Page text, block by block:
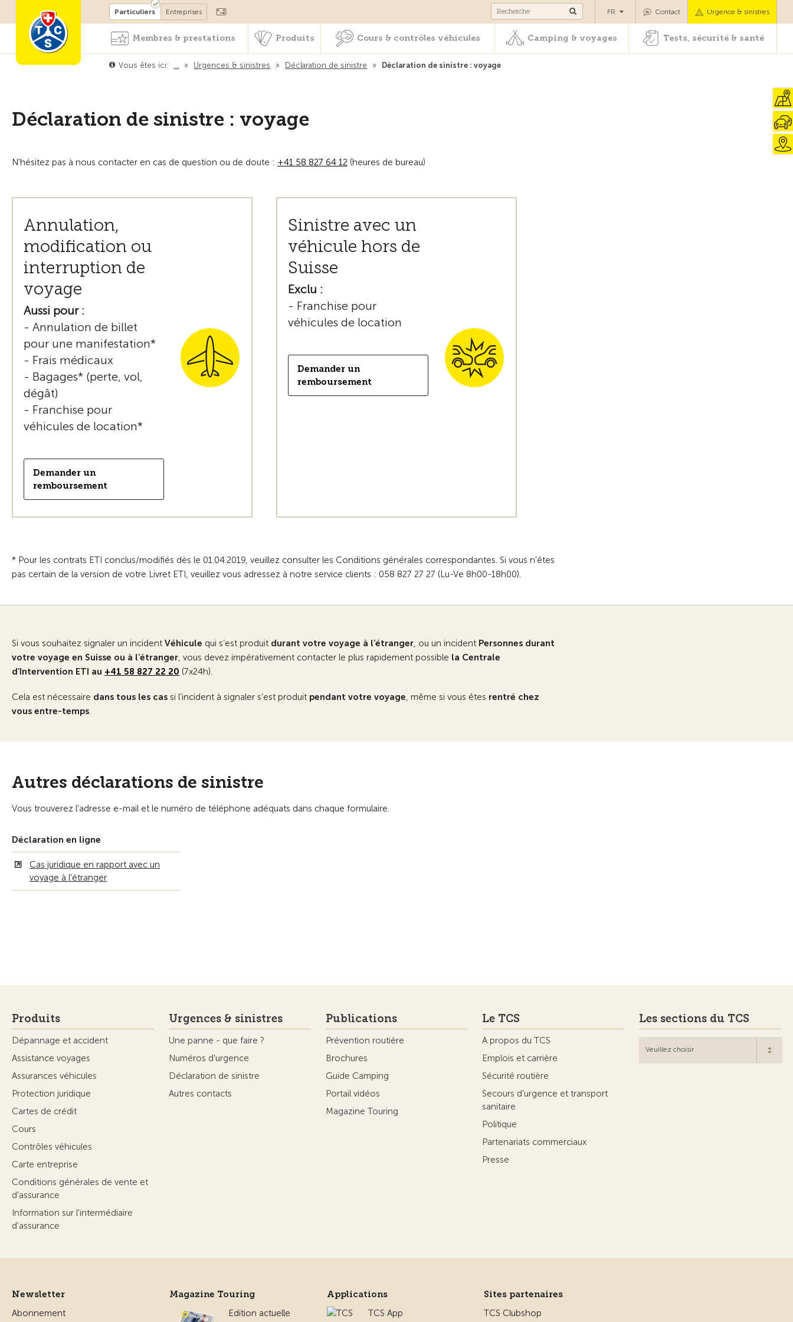
Devenir membre Cours & contrôles véhicules Camping & voyages Tests, sécurité & santé
Particuliers Entreprises Contact Urgence & sinistres
FR
Membres & prestations Produits Cours & contrôles véhicules Camping & voyages Tests, sécurité & santé
Vous êtes ici: … » Urgences & sinistres » Déclaration de sinistre » Déclaration de sinistre : voyage
Déclaration de sinistre : voyage
N'hésitez pas à nous contacter en cas de question ou de doute : +41 58 827 64 12 (heures de bureau)
Annulation,
modification ou
interruption de
voyage
Aussi pour :
- Annulation de billet
pour une manifestation*
- Frais médicaux
- Bagages* (perte, vol,
dégât)
- Franchise pour
véhicules de location*
Demander un
remboursement
Sinistre avec un
véhicule hors de
Suisse
Exclu :
- Franchise pour
véhicules de location
Demander un
remboursement
* Pour les contrats ETI conclus/modifiés dès le 01.04.2019, veuillez consulter les Conditions générales correspondantes. Si vous n'êtes
pas certain de la version de votre Livret ETI, veuillez vous adressez à notre service clients : 058 827 27 27 (Lu-Ve 8h00-18h00).
Si vous souhaitez signaler un incident Véhicule qui s’est produit durant votre voyage à l’étranger, ou un incident Personnes durant
votre voyage en Suisse ou à l’étranger, vous devez impérativement contacter le plus rapidement possible la Centrale
d’Intervention ETI au +41 58 827 22 20 (7x24h).
Cela est nécessaire dans tous les cas si l’incident à signaler s’est produit pendant votre voyage, même si vous êtes rentré chez
vous entre-temps.
Autres déclarations de sinistre
Vous trouverez l'adresse e-mail et le numéro de téléphone adéquats dans chaque formulaire.
Déclaration en ligne
Cas juridique en rapport avec un
voyage à l'étranger
Produits
Dépannage et accident
Assistance voyages
Assurances véhicules
Protection juridique
Cartes de crédit
Cours
Contrôles véhicules
Carte entreprise
Conditions générales de vente et
d'assurance
Information sur l'intermédiaire
d'assurance
Urgences & sinistres
Une panne - que faire ?
Numéros d'urgence
Déclaration de sinistre
Autres contacts
Publications
Prévention routière
Brochures
Guide Camping
Portail vidéos
Magazine Touring
Le TCS
A propos du TCS
Emplois et carrière
Sécurité routière
Secours d'urgence et transport
sanitaire
Politique
Partenariats commerciaux
Presse
Les sections du TCS
Veuillez choisir
Newsletter
Abonnement
Magazine Touring
Edition actuelle
Applications
TCS App
Sites partenaires
TCS Clubshop